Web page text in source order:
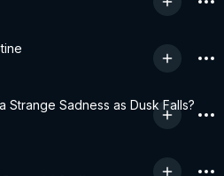
Strange Sadness as Dusk Falls?